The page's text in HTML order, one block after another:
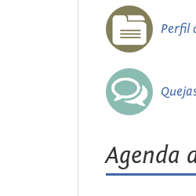
Perfil
Agenda